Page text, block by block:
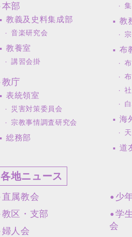
本部
教義及史料集成部
音楽研究会
教養室
講習会掛
教庁
表統領室
災害対策委員会
宗教事情調査研究会
総務部
教
布
海
道
各地ニュース
直属教会
教区・支部
婦人会
少
学
会